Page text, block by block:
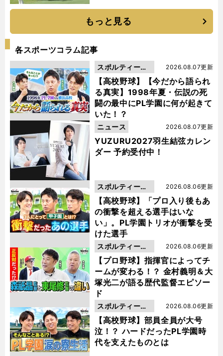
もっと見る
各スポーツコラム記事
【高校野球】【今だから語られ
る真実】1998年夏・伝説の死
闘の最中にPL学園に何が起きて
いた！？
2026.08.07更新
スポルティーバ
動画
YUZURU2027羽生結弦カレン
ダー 予約受付中！
2026.08.07更新
ニュース
【高校野球】「プロ入り後もあ
の衝撃を超える選手はいな
い」。PL学園トリオが衝撃を受
けた選手
2026.08.06更新
スポルティーバ
動画
【プロ野球】指揮官によってチ
ームが変わる！？ 金村義明＆大
塚光二が語る歴代監督エピソー
ド
2026.08.06更新
スポルティーバ
動画
【高校野球】部員全員が大号
泣！？ ハードだったPL学園時
代を支えたものとは
2026.08.06更新
スポルティーバ
動画